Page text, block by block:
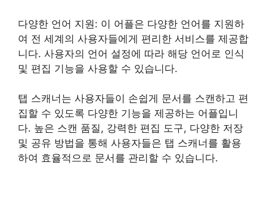
다양한 언어 지원: 이 어플은 다양한 언어를 지원하
여 전 세계의 사용자들에게 편리한 서비스를 제공합
니다. 사용자의 언어 설정에 따라 해당 언어로 인식
및 편집 기능을 사용할 수 있습니다.
탭 스캐너는 사용자들이 손쉽게 문서를 스캔하고 편
집할 수 있도록 다양한 기능을 제공하는 어플입니
다. 높은 스캔 품질, 강력한 편집 도구, 다양한 저장
및 공유 방법을 통해 사용자들은 탭 스캐너를 활용
하여 효율적으로 문서를 관리할 수 있습니다.